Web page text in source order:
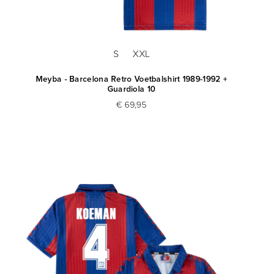
S XXL
Meyba - Barcelona Retro Voetbalshirt 1989-1992 +
Guardiola 10
€ 69,95